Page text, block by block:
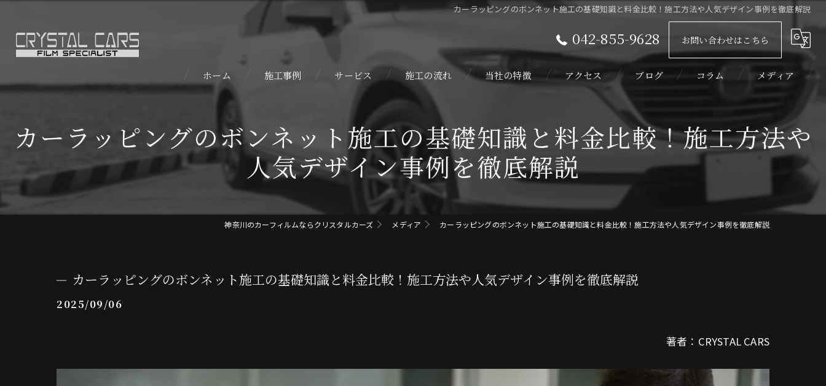
カーラッピングのボンネット施工の基礎知識と料金比較！施工方法や人気デザイン事例を徹底解説
042-855-9628 お問い合わせはこちら
ホーム 施工事例 サービス 施工の流れ 当社の特徴
カスタム
カーラッピング
コーティング
プロテクションフィルム
アクセス ブログ コラム メディア
カーラッピングのボンネット施工の基礎知識と料金比較！施工方法や
人気デザイン事例を徹底解説
神奈川のカーフィルムならクリスタルカーズ メディア カーラッピングのボンネット施工の基礎知識と料金比較！施工方法や人気デザイン事例を徹底解説
カーラッピングのボンネット施工の基礎知識と料金比較！施工方法や人気デザイン事例を徹底解説
2025/09/06
著者：CRYSTAL CARS